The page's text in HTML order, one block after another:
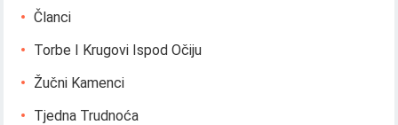
Članci
Torbe I Krugovi Ispod Očiju
Žučni Kamenci
Tjedna Trudnoća